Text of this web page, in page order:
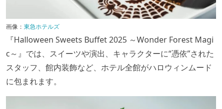
画像： 東急ホテルズ
『Halloween Sweets Buffet 2025 ～Wonder Forest Magi
c～』では、スイーツや演出、キャラクターに“憑依”された
スタッフ、館内装飾など、ホテル全館がハロウィンムード
に包まれます。